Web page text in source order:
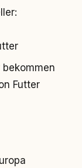
Futter